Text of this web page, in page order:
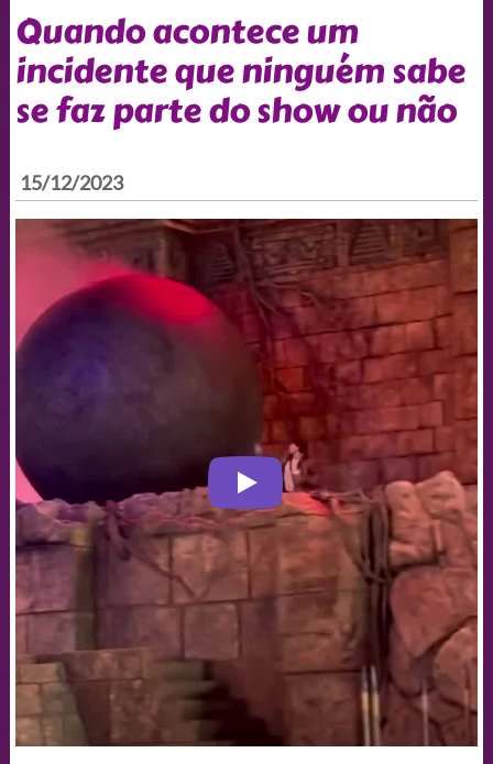
Quando acontece um
incidente que ninguém sabe
se faz parte do show ou não
15/12/2023